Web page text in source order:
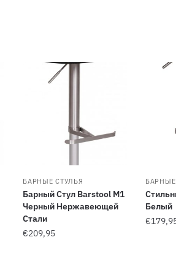
БАРНЫЕ СТУЛЬЯ
Барный Стул Barstool M1
Черный Нержавеющей
Стали
€209,95
БАРНЫЕ
Белый
€